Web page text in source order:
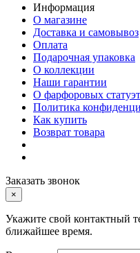
Информация
О магазине
Доставка и самовывоз
Оплата
Подарочная упаковка
О коллекции
Наши гарантии
О фарфоровых
Политика
Как купить
Возврат товара
Заказать звонок
×
Укажите свой контактный
ближайшее время.